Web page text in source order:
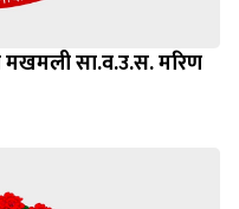
मखमली सा.व.उ.स. मरिण